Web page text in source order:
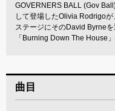
GOVERNERS BALL (Gov
して登場したOlivia Rodrigoが
ステージにそのDavid Byrne
「Burning Down The House
曲目